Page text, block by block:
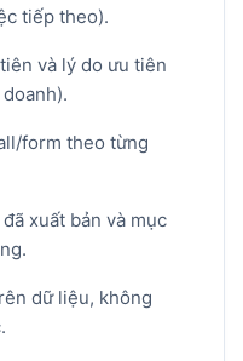
tiếp theo).
và lý do ưu tiên
form theo từng
xuất bản và mục
dữ liệu, không